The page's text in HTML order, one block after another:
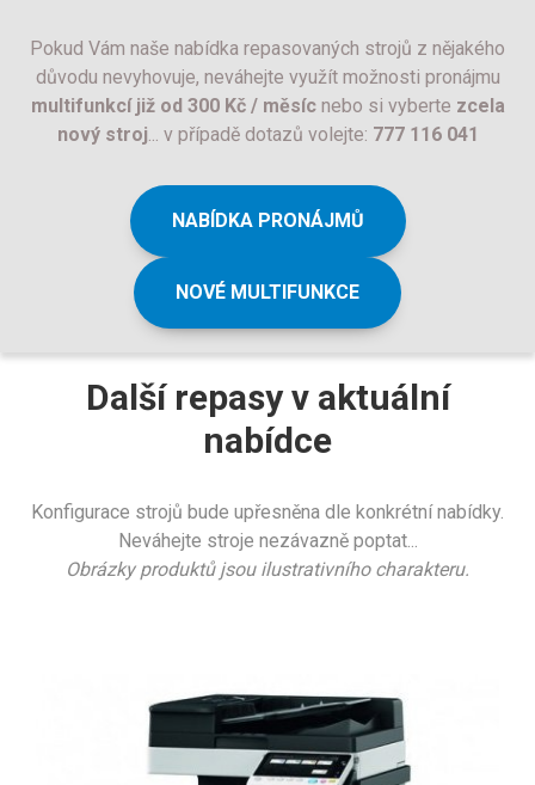
Pokud Vám naše nabídka repasovaných strojů z nějakého
důvodu nevyhovuje, neváhejte využít možnosti pronájmu
multifunkcí již od 300 Kč / měsícnebo si vyberte zcela
nový stroj... v případě dotazů volejte: 777 116 041
NABÍDKA PRONÁJMŮ
NOVÉ MULTIFUNKCE
Další repasy v aktuální
nabídce
Konfigurace strojů bude upřesněna dle konkrétní nabídky.
Neváhejte stroje nezávazně poptat...
Obrázky produktů jsou ilustrativního charakteru.